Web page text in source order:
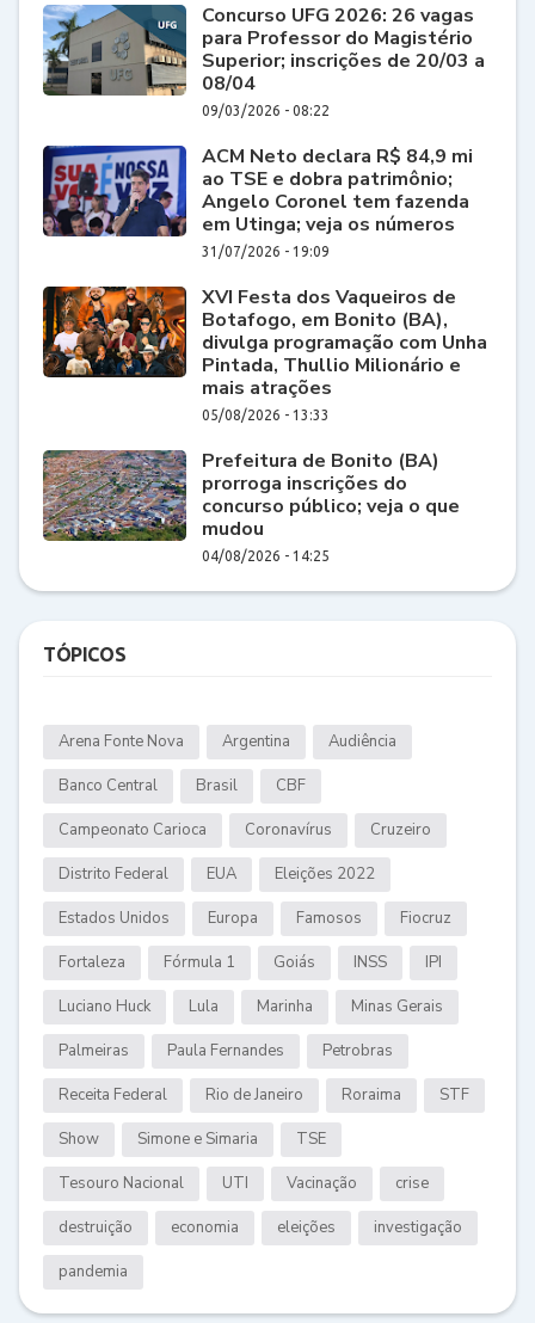
Concurso UFG 2026: 26 vagas
para Professor do Magistério
Superior; inscrições de 20/03 a
08/04
09/03/2026 - 08:22
ACM Neto declara R$ 84,9 mi
ao TSE e dobra patrimônio;
Angelo Coronel tem fazenda
em Utinga; veja os números
31/07/2026 - 19:09
XVI Festa dos Vaqueiros de
Botafogo, em Bonito (BA),
divulga programação com Unha
Pintada, Thullio Milionário e
mais atrações
05/08/2026 - 13:33
Prefeitura de Bonito (BA)
prorroga inscrições do
concurso público; veja o que
mudou
04/08/2026 - 14:25
TÓPICOS
Arena Fonte Nova Argentina Audiência
Banco Central Brasil CBF
Campeonato Carioca Coronavírus Cruzeiro
Distrito Federal EUA Eleições 2022
Estados Unidos Europa Famosos Fiocruz
Fortaleza Fórmula 1 Goiás INSS IPI
Luciano Huck Lula Marinha Minas Gerais
Palmeiras Paula Fernandes Petrobras
Receita Federal Rio de Janeiro Roraima STF
Show Simone e Simaria TSE
Tesouro Nacional UTI Vacinação crise
destruição economia eleições investigação
pandemia